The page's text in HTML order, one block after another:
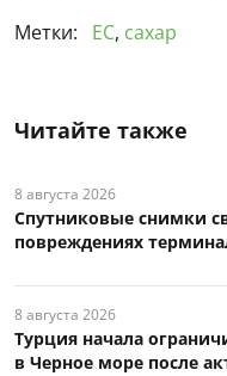
Метки:
ЕС, сахар
Читайте также
8 августа 2026
Спутниковые снимки
повреждениях
8 августа 2026
Турция начала
в Черное море после